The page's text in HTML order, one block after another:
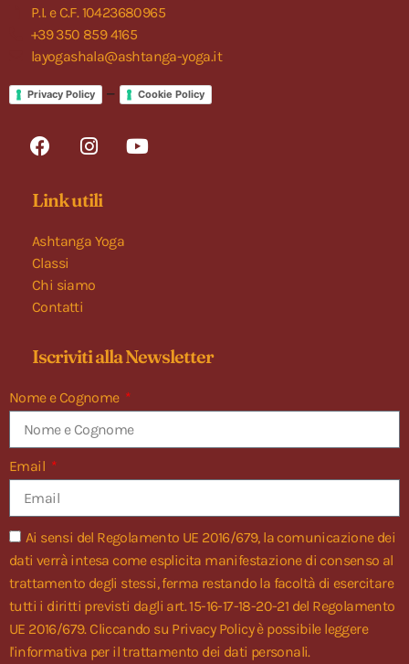
P.I. e C.F. 10423680965
+39 350 859 4165
layogashala@ashtanga-yoga.it
Privacy Policy – Cookie Policy
Link utili
Ashtanga Yoga
Classi
Chi siamo
Contatti
Iscriviti alla Newsletter
Nome e Cognome
Email
Ai sensi del Regolamento UE 2016/679, la comunicazione dei
dati verrà intesa come esplicita manifestazione di consenso al
trattamento degli stessi, ferma restando la facoltà di esercitare
tutti i diritti previsti dagli art. 15-16-17-18-20-21 del Regolamento
UE 2016/679. Cliccando su Privacy Policyè possibile leggere
l'informativa per il trattamento dei dati personali.